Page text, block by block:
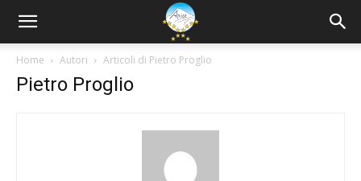
Home Autori Articoli di Pietro Proglio
Pietro Proglio